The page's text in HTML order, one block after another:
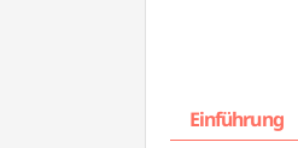
Einführung